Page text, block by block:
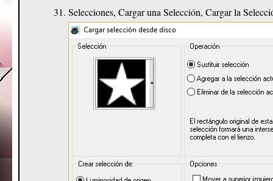
Selecciones, Cargar una Selección, Cargar la